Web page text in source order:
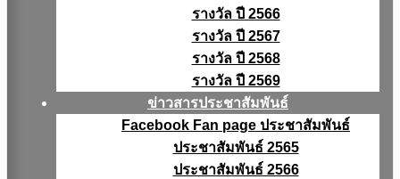
รางวัล ปี 2566
รางวัล ปี 2567
รางวัล ปี 2568
รางวัล ปี 2569
ข่าวสารประชาสัมพันธ์
Facebook Fan page ประชาสัมพันธ์
ประชาสัมพันธ์ 2565
ประชาสัมพันธ์ 2566